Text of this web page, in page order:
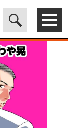
株式会社ICE>